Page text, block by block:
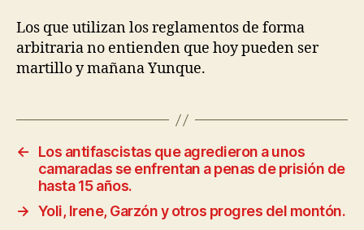
Los que utilizan los reglamentos de forma
arbitraria no entienden que hoy pueden ser
martillo y mañana Yunque.
←
Los antifascistas que agredieron a unos
camaradas se enfrentan a penas de prisión de
hasta 15 años.
→ Yoli, Irene, Garzón y otros progres del montón.